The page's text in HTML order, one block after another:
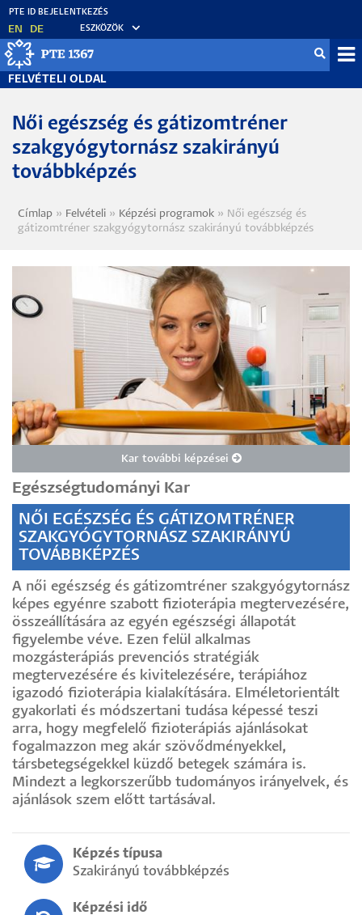
Ugrás
tartalomra
EN DE ESZKÖZÖK
FELVÉTELI OLDAL
Női egészség és gátizomtréner
szakgyógytornász szakirányú
továbbképzés
Morzsa
Címlap Felvételi Képzési programok
Női egészség és
gátizomtréner szakgyógytornász szakirányú továbbképzés
Kar további képzései
Egészségtudományi Kar
NŐI EGÉSZSÉG ÉS GÁTIZOMTRÉNER
SZAKGYÓGYTORNÁSZ SZAKIRÁNYÚ
TOVÁBBKÉPZÉS
A női egészség és gátizomtréner szakgyógytornász
képes egyénre szabott fizioterápia megtervezésére,
összeállítására az egyén egészségi állapotát
figyelembe véve. Ezen felül alkalmas
mozgásterápiás prevenciós stratégiák
megtervezésére és kivitelezésére, terápiához
igazodó fizioterápia kialakítására. Elméletorientált
gyakorlati és módszertani tudása képessé teszi
arra, hogy megfelelő fizioterápiás ajánlásokat
fogalmazzon meg akár szövődményekkel,
társbetegségekkel küzdő betegek számára is.
Mindezt a legkorszerűbb tudományos irányelvek, és
ajánlások szem előtt tartásával.
Képzés típusa
Szakirányú továbbképzés
Képzési idő